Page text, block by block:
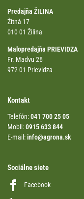
Predajňa ŽILINA
Žitná 17
010 01 Žilina
Malopredajňa PRIEVIDZA
Fr. Madvu 26
972 01 Prievidza
Kontakt
Telefón:041 700 25 05
Mobil:0915 633 844
E-mail:info@agrona.sk
Sociálne siete
Facebook